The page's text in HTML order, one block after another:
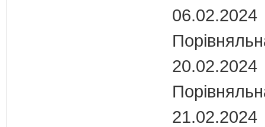
06.02.2024
20.02.2024
21.02.2024